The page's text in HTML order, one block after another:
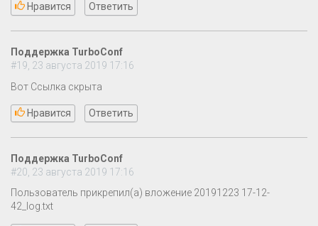
Нравится Ответить
Поддержка TurboConf
#19, 23 августа 2019 17:16
Вот Ссылка скрыта
Нравится Ответить
Поддержка TurboConf
#20, 23 августа 2019 17:16
Пользователь прикрепил(а) вложение 20191223 17-12-
42_log.txt